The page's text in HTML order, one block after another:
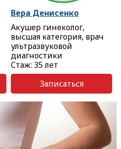
Вера Денисенко
Акушер гинеколог,
высшая категория, врач
ультразвуковой
диагностики
Стаж: 35 лет
Записаться